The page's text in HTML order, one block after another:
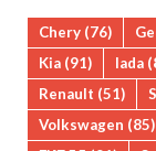
Chery (76)
Kia (91) lada
Renault (51)
Volkswagen (85)